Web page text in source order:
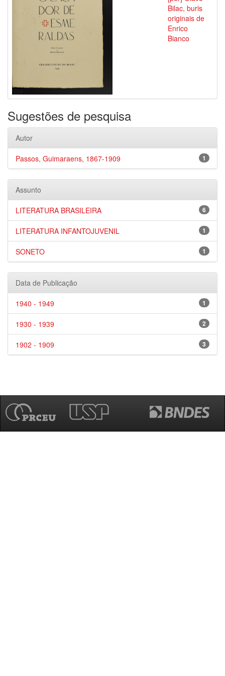
Bilac, buris
originais de
Enrico
Bianco
Sugestões de pesquisa
Autor
1
Passos, Guimaraens, 1867-1909
Assunto
6
LITERATURA BRASILEIRA
1
LITERATURA INFANTOJUVENIL
1
SONETO
Data de Publicação
1
1940 - 1949
2
1930 - 1939
3
1902 - 1909